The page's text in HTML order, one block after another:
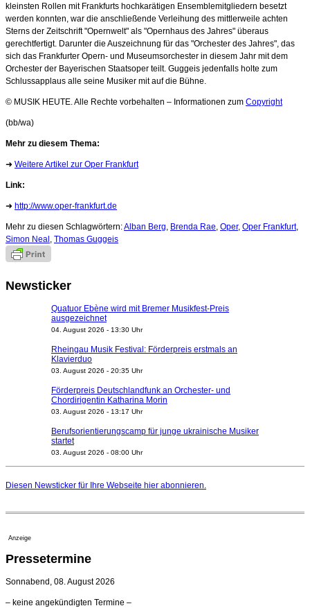
kleinsten Rollen mit Frankfurts hochkarätigen Ensemblemitgliedern besetzt
werden konnten, war die anschließende Verleihung des mittlerweile achten
Sterns der Zeitschrift "Opernwelt" als "Opernhaus des Jahres" überaus
gerechtfertigt. Darunter die Auszeichnung für das "Orchester des Jahres", das
sich das Frankfurter Opern- und Museumsorchester in diesem Jahr mit dem
Orchester der Bayerischen Staatsoper teilt. Guggeis jedenfalls holte zum
Schlussapplaus alle seine Musiker mit auf die Bühne.
© MUSIK HEUTE. Alle Rechte vorbehalten – Informationen zum Copyright
(bb/wa)
Mehr zu diesem Thema:
➜ Weitere Artikel zur Oper Frankfurt
Link:
➜ http://www.oper-frankfurt.de
Mehr zu diesen Schlagwörtern:Alban Berg, Brenda Rae, Oper, Oper Frankfurt,
Simon Neal , Thomas Guggeis
Newsticker
Quatuor Ebène wird mit Bremer Musikfest-Preis
ausgezeichnet
04. August 2026 - 13:30 Uhr
Rheingau Musik Festival: Förderpreis erstmals an
Klavierduo
03. August 2026 - 20:35 Uhr
Förderpreis Deutschlandfunk an Orchester- und
Chordirigentin Katharina Morin
03. August 2026 - 13:17 Uhr
Berufsorientierungscamp für junge ukrainische Musiker
startet
03. August 2026 - 08:00 Uhr
Nationaltheater Mannheim
Regensburger Generalmusikdirektor Stefan Veselka
Kammerorchester Heilbronn: Chefdirigent Risto Joost
verlängert bis 2030
Ensemblemitglieder
Diesen Newsticker für Ihre Webseite hier abonnieren.
Anzeige
Pressetermine
Sonnabend, 08. August 2026
– keine angekündigten Termine –